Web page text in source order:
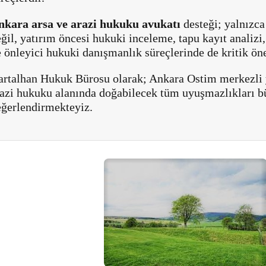
arsa ve arazi hukuku avukatı desteği;
yatırım öncesi hukuki inceleme, tapu kayıt
önleyici hukuki danışmanlık süreçlerinde de kritik
Hukuk Bürosu olarak; Ankara Ostim merkezli
hukuku alanında doğabilecek tüm uyuşmazlıkları